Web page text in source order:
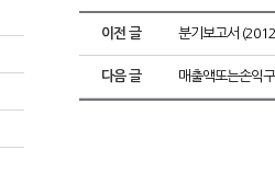
이전 글 분기보고서
다음 글 매출액또는손익